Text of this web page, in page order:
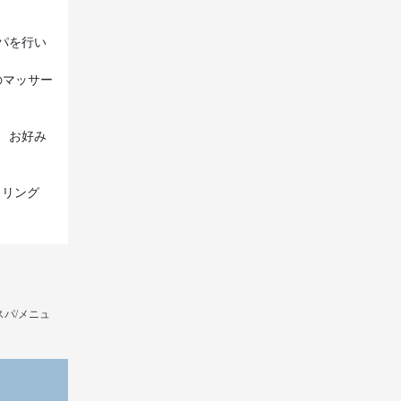
を行い
ッサー
お好み
ング
パ/メニュ